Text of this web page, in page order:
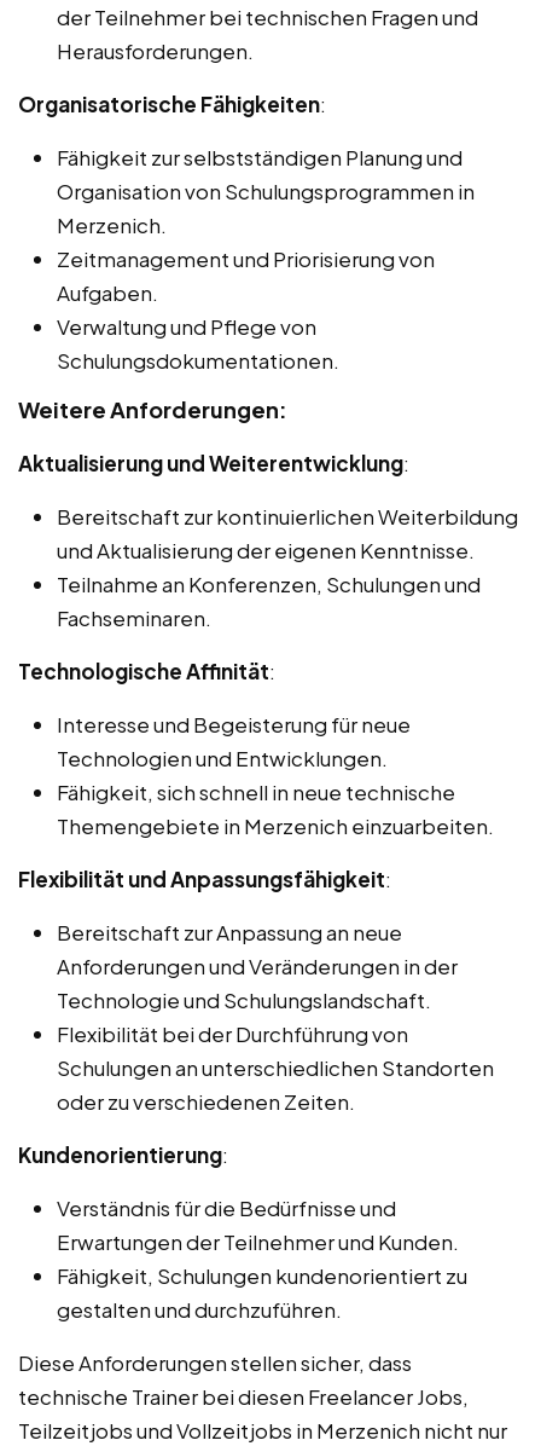
der Teilnehmer bei technischen Fragen und
Herausforderungen.
Organisatorische Fähigkeiten:
Fähigkeit zur selbstständigen Planung und
Organisation von Schulungsprogrammen in
Merzenich.
Zeitmanagement und Priorisierung von
Aufgaben.
Verwaltung und Pflege von
Schulungsdokumentationen.
Weitere Anforderungen:
Aktualisierung und Weiterentwicklung:
Bereitschaft zur kontinuierlichen Weiterbildung
und Aktualisierung der eigenen Kenntnisse.
Teilnahme an Konferenzen, Schulungen und
Fachseminaren.
Technologische Affinität:
Interesse und Begeisterung für neue
Technologien und Entwicklungen.
Fähigkeit, sich schnell in neue technische
Themengebiete in Merzenich einzuarbeiten.
Flexibilität und Anpassungsfähigkeit:
Bereitschaft zur Anpassung an neue
Anforderungen und Veränderungen in der
Technologie und Schulungslandschaft.
Flexibilität bei der Durchführung von
Schulungen an unterschiedlichen Standorten
oder zu verschiedenen Zeiten.
Kundenorientierung:
Verständnis für die Bedürfnisse und
Erwartungen der Teilnehmer und Kunden.
Fähigkeit, Schulungen kundenorientiert zu
gestalten und durchzuführen.
Diese Anforderungen stellen sicher, dass
technische Trainer bei diesen Freelancer Jobs,
Teilzeitjobs und Vollzeitjobs in Merzenich nicht nur